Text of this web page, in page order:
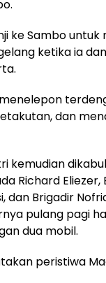
ke Sambo
ketika ia
dan
kemudian
Richard Eliezer,
dan Brigadir
pulang pagi
dua mobil.
peristiwa